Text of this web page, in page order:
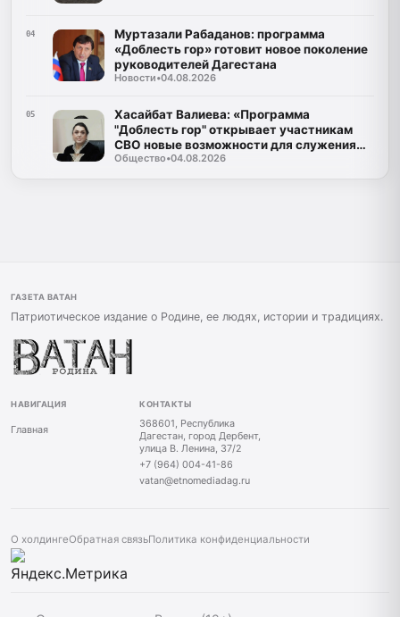
04
Муртазали Рабаданов: программа
«Доблесть гор» готовит новое поколение
руководителей Дагестана
Новости•04.08.2026
05
Хасайбат Валиева: «Программа
"Доблесть гор" открывает участникам
СВО новые возможности для служения
Дагестану»
Общество•04.08.2026
ГАЗЕТА ВАТАН
Патриотическое издание о Родине, ее людях, истории и традициях.
НАВИГАЦИЯ
Главная
КОНТАКТЫ
368601, Республика
Дагестан, город Дербент,
улица В. Ленина, 37/2
+7 (964) 004-41-86
vatan@etnomediadag.ru
О холдингеОбратная связьПолитика конфиденциальности